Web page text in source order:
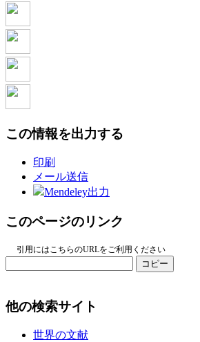
この情報を出力する
印刷
メール送信
Mendeley出力
このページのリンク
引用にはこちらのURLをご利用ください
コピー
他の検索サイト
世界の文献